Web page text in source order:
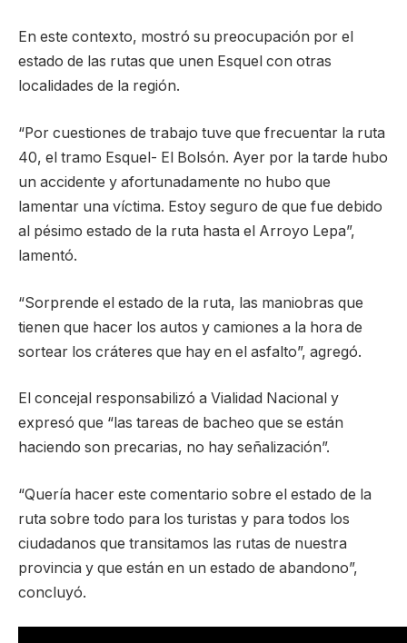
En este contexto, mostró su preocupación por el
estado de las rutas que unen Esquel con otras
localidades de la región.
“Por cuestiones de trabajo tuve que frecuentar la ruta
40, el tramo Esquel- El Bolsón. Ayer por la tarde hubo
un accidente y afortunadamente no hubo que
lamentar una víctima. Estoy seguro de que fue debido
al pésimo estado de la ruta hasta el Arroyo Lepa”,
lamentó.
“Sorprende el estado de la ruta, las maniobras que
tienen que hacer los autos y camiones a la hora de
sortear los cráteres que hay en el asfalto”, agregó.
El concejal responsabilizó a Vialidad Nacional y
expresó que “las tareas de bacheo que se están
haciendo son precarias, no hay señalización”.
“Quería hacer este comentario sobre el estado de la
ruta sobre todo para los turistas y para todos los
ciudadanos que transitamos las rutas de nuestra
provincia y que están en un estado de abandono”,
concluyó.